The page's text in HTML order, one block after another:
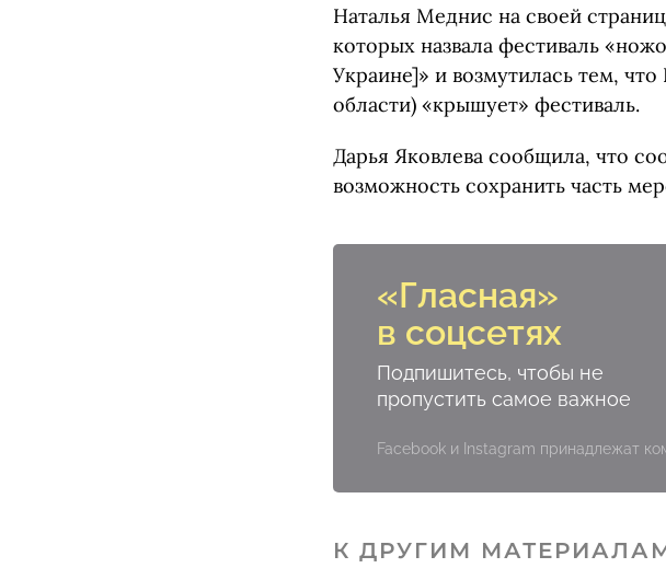
Наталья Меднис на своей
которых назвала фестиваль
Украине]» и возмутилась тем,
области) «крышует» фестиваль.
Дарья Яковлева сообщила, что
возможность сохранить часть
«Гласная»
в соцсетях
Подпишитесь, чтобы не
пропустить самое важное
Facebook и Instagram принадлежат
К ДРУГИМ